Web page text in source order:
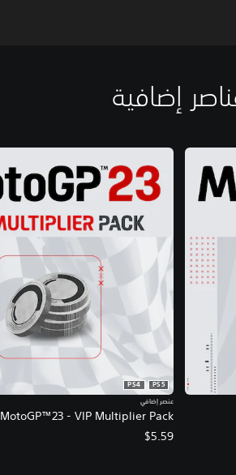
إضافية
MotoGP™23 - VIP Multiplier Pack
PS5
PS4
عنصر إضافي
$5.59